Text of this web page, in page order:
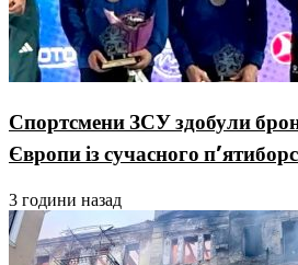
Спортсмени ЗСУ здобули
Європи із сучасного
3 години назад